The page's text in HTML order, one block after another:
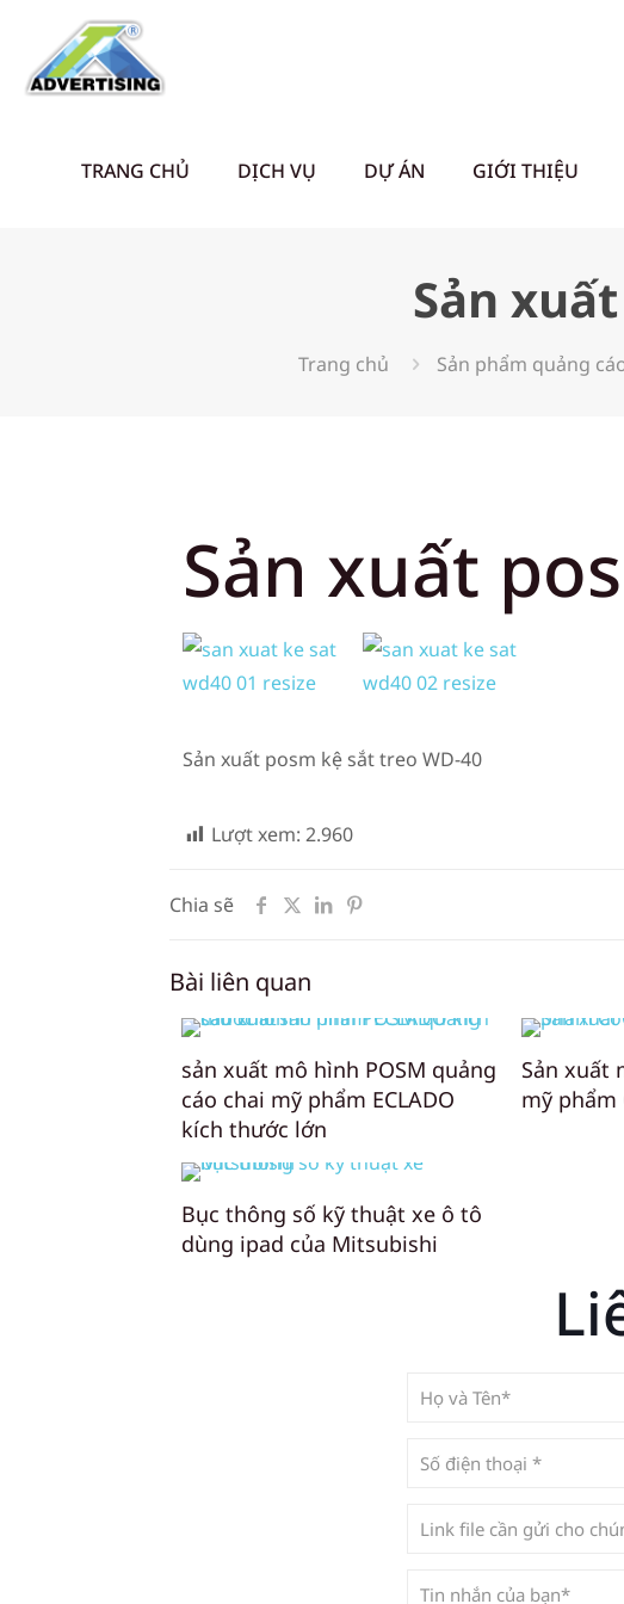
TRANG CHỦ DỊCH VỤ DỰ ÁN GIỚI THIỆU
Sản
Trang chủ Sản phẩm quảng
Sản xuất
Sản xuất posm kệ sắt treo WD-40
Lượt xem: 2.960
Chia sẽ
Bài liên quan
sản xuất mô hình POSM quảng
cáo chai mỹ phẩm ECLADO
kích thước lớn
Sản xuất
mỹ phẩm
Bục thông số kỹ thuật xe ô tô
dùng ipad của Mitsubishi